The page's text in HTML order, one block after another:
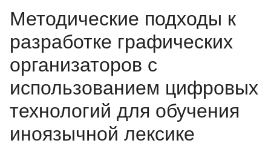
Регистрация
Вход
Методические подходы к
разработке графических
организаторов с
использованием цифровых
технологий для обучения
иноязычной лексике